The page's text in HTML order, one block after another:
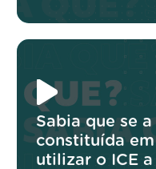
Sabia que se
constituída
utilizar o ICE